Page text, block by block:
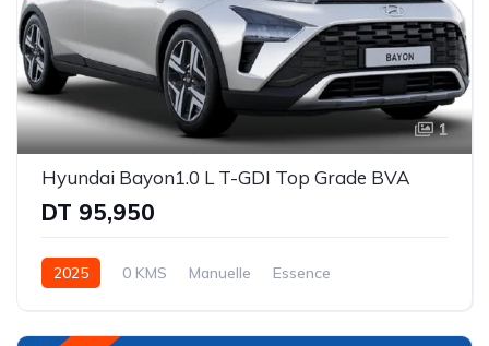
1
Hyundai Bayon1.0 L T-GDI Top Grade BVA
DT 95,950
2025 0 KMS Manuelle
Essence